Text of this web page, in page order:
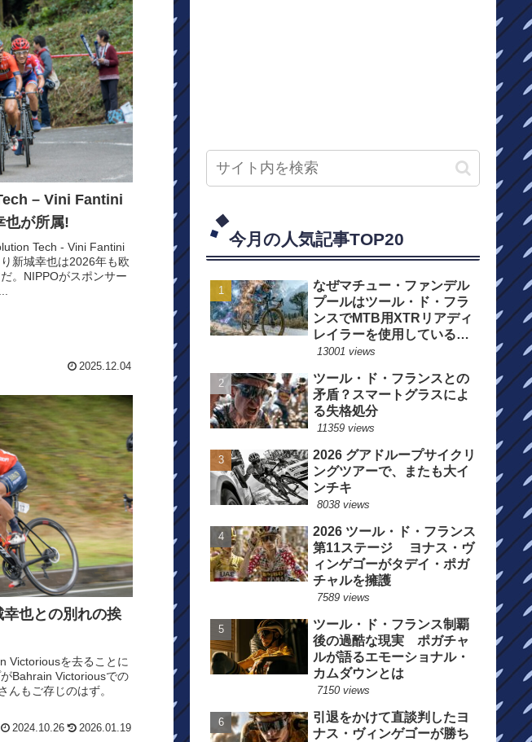
– Vini Fantini
也が所属!
Tech - Vini Fantini
新城幸也は2026年も欧
。NIPPOがスポンサー
2025.12.04
也との別れの挨
Victoriousを去ることに
Bahrain Victoriousでの
んもご存じのはず。
2024.10.26 2026.01.19
今月の人気記事TOP20
なぜマチュー・ファンデル
プールはツール・ド・フラ
ンスでMTB用XTRリアディ
レイラーを使用しているの
か？
13001 views
ツール・ド・フランスとの
矛盾？スマートグラスによ
る失格処分
11359 views
2026 グアドループサイクリ
ングツアーで、またも大イ
ンチキ
8038 views
2026 ツール・ド・フランス
第11ステージ ヨナス・ヴ
ィンゲゴーがタデイ・ポガ
チャルを擁護
7589 views
ツール・ド・フランス制覇
後の過酷な現実 ポガチャ
ルが語るエモーショナル・
カムダウンとは
7150 views
引退をかけて直談判したヨ
ナス・ヴィンゲゴーが勝ち